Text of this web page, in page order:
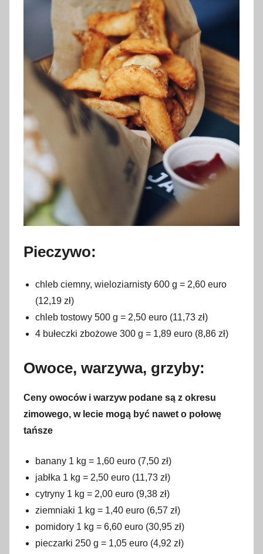
Pieczywo:
chleb ciemny, wieloziarnisty 600 g = 2,60 euro
(12,19 zł)
chleb tostowy 500 g = 2,50 euro (11,73 zł)
4 bułeczki zbożowe 300 g = 1,89 euro (8,86 zł)
Owoce, warzywa, grzyby:
Ceny owoców i warzyw podane są z okresu
zimowego, w lecie mogą być nawet o połowę
tańsze
banany 1 kg = 1,60 euro (7,50 zł)
jabłka 1 kg = 2,50 euro (11,73 zł)
cytryny 1 kg = 2,00 euro (9,38 zł)
ziemniaki 1 kg = 1,40 euro (6,57 zł)
pomidory 1 kg = 6,60 euro (30,95 zł)
pieczarki 250 g = 1,05 euro (4,92 zł)